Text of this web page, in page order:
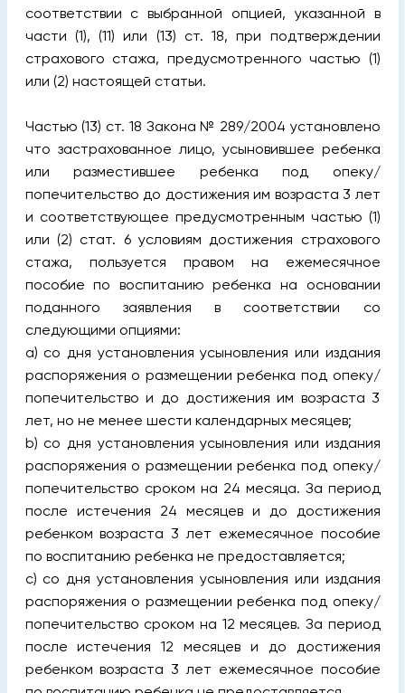
соответствии с выбранной опцией, указанной в
части (1), (11) или (13) ст. 18, при подтверждении
страхового стажа, предусмотренного частью (1)
или (2) настоящей статьи.
Частью (13) ст. 18 Закона № 289/2004 установлено
что застрахованное лицо, усыновившее ребенка
или разместившее ребенка под опеку/
попечительство до достижения им возраста 3 лет
и соответствующее предусмотренным частью (1)
или (2) стат. 6 условиям достижения страхового
стажа, пользуется правом на ежемесячное
пособие по воспитанию ребенка на основании
поданного заявления в соответствии со
следующими опциями:
а) со дня установления усыновления или издания
распоряжения о размещении ребенка под опеку/
попечительство и до достижения им возраста 3
лет, но не менее шести календарных месяцев;
b) со дня установления усыновления или издания
распоряжения о размещении ребенка под опеку/
попечительство сроком на 24 месяца. За период
после истечения 24 месяцев и до достижения
ребенком возраста 3 лет ежемесячное пособие
по воспитанию ребенка не предоставляется;
c) со дня установления усыновления или издания
распоряжения о размещении ребенка под опеку/
попечительство сроком на 12 месяцев. За период
после истечения 12 месяцев и до достижения
ребенком возраста 3 лет ежемесячное пособие